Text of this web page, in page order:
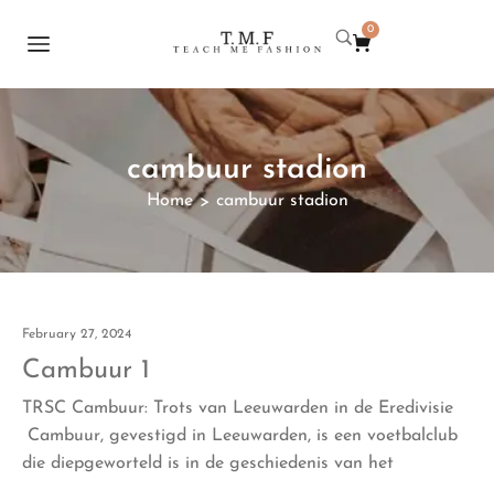
0
cambuur stadion
Home > cambuur stadion
February 27, 2024
Cambuur 1
TRSC Cambuur: Trots van Leeuwarden in de Eredivisie
Cambuur, gevestigd in Leeuwarden, is een voetbalclub
die diepgeworteld is in de geschiedenis van het